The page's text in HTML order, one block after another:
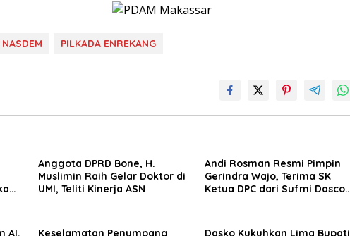
PILKADA ENREKANG
Anggota DPRD Bone, H.
Muslimin Raih Gelar Doktor di
UMI, Teliti Kinerja ASN
Andi Rosman Resmi Pimpin
Gerindra Wajo, Terima SK
Ketua DPC dari Sufmi Dasco